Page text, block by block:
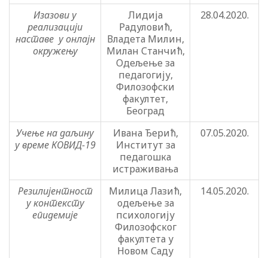
Изазови у
реализацији
наставе у онлајн
окружењу
Лидија
Радуловић,
Владета Милин,
Милан Станчић,
Одељење за
педагогију,
Филозофски
факултет,
Београд
28.04.2020.
Учење на даљину
у време КОВИД-19
Ивана Ђерић,
Институт за
педагошка
истраживања
07.05.2020.
Резилијентност
у контексту
епидемије
Милица Лазић,
одељење за
психологију
Филозофског
факултета у
Новом Саду
14.05.2020.